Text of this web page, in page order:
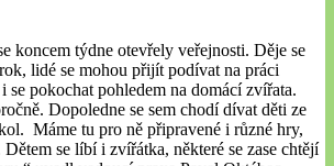
koncem týdne otevřely veřejnosti. Děje se
lidé se mohou přijít podívat na práci
se pokochat pohledem na domácí zvířata.
Dopoledne se sem chodí dívat děti ze
Máme tu pro ně připravené i různé hry,
se líbí i zvířátka, některé se zase chtějí